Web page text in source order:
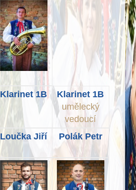
Klarinet 1B
Klarinet 1B
umělecký
vedoucí
Loučka Jiří Polák Petr